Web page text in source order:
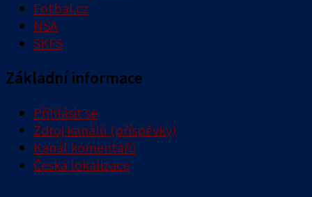
Fotbal.cz
NSA
SKFS
Základní informace
Přihlásit se
Zdroj kanálů (příspěvky)
Kanál komentářů
Česká lokalizace